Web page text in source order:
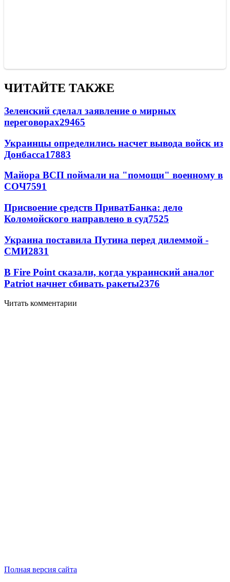
ЧИТАЙТЕ ТАКЖЕ
Зеленский сделал заявление о мирных
переговорах29465
Украинцы определились насчет вывода войск из
Донбасса17883
Майора ВСП поймали на "помощи" военному в
СОЧ7591
Присвоение средств ПриватБанка: дело
Коломойского направлено в суд7525
Украина поставила Путина перед дилеммой -
СМИ2831
В Fire Point сказали, когда украинский аналог
Patriot начнет сбивать ракеты2376
Читать комментарии
Полная версия сайта